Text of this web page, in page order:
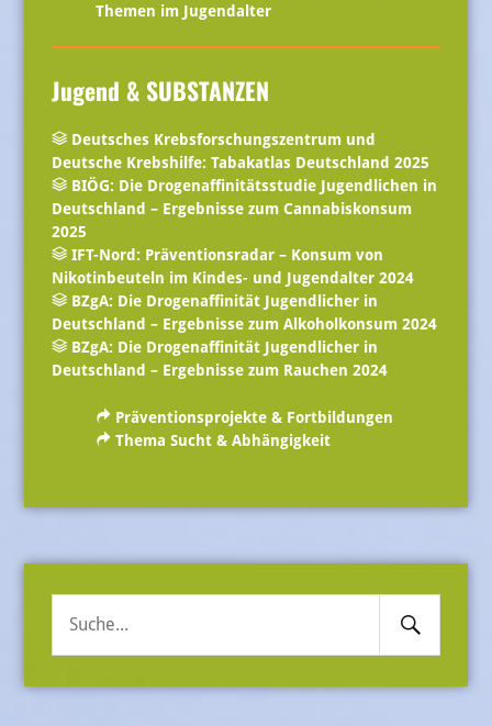
Themen im Jugendalter
Jugend & SUBSTANZEN
Deutsches Krebsforschungszentrum und
Deutsche Krebshilfe: Tabakatlas Deutschland 2025
BIÖG: Die Drogenaffinitätsstudie Jugendlichen in
Deutschland – Ergebnisse zum Cannabiskonsum
2025
IFT-Nord: Präventionsradar – Konsum von
Nikotinbeuteln im Kindes- und Jugendalter 2024
BZgA: Die Drogenaffinität Jugendlicher in
Deutschland – Ergebnisse zum Alkoholkonsum 2024
BZgA: Die Drogenaffinität Jugendlicher in
Deutschland – Ergebnisse zum Rauchen 2024
Präventionsprojekte & Fortbildungen
Thema Sucht & Abhängigkeit
Suche
Search
Submit